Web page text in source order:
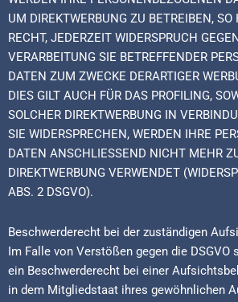
UM DIREKTWERBUNG ZU BETREIBEN,
RECHT, JEDERZEIT WIDERSPRUCH
VERARBEITUNG SIE BETREFFENDER
DATEN ZUM ZWECKE DERARTIGER
DIES GILT AUCH FÜR DAS PROFILING,
SOLCHER DIREKTWERBUNG IN
SIE WIDERSPRECHEN, WERDEN IHRE
DATEN ANSCHLIESSEND NICHT MEHR
DIREKTWERBUNG VERWENDET
ABS. 2 DSGVO).
Beschwerde­recht bei der zuständigen
Im Falle von Verstößen gegen die DSGVO
ein Beschwerderecht bei einer
in dem Mitgliedstaat ihres gewöhnlichen